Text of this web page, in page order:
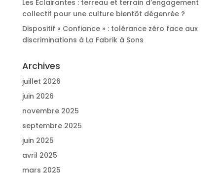
Les Éclairantes : terreau et terrain d’engagement
collectif pour une culture bientôt dégenrée ?
Dispositif « Confiance » : tolérance zéro face aux
discriminations à La Fabrik à Sons
Archives
juillet 2026
juin 2026
novembre 2025
septembre 2025
juin 2025
avril 2025
mars 2025